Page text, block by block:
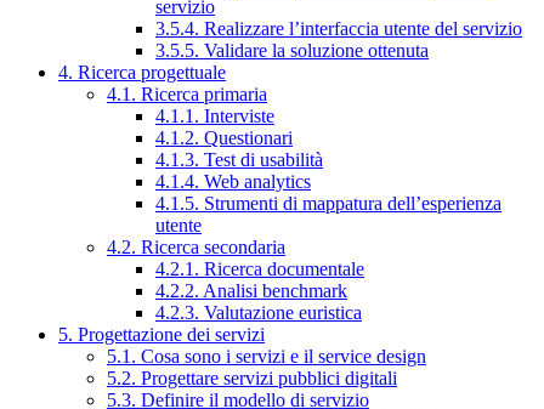
servizio
3.5.4. Realizzare l’interfaccia utente del servizio
3.5.5. Validare la soluzione ottenuta
4. Ricerca progettuale
4.1. Ricerca primaria
4.1.1. Interviste
4.1.2. Questionari
4.1.3. Test di usabilità
4.1.4. Web analytics
4.1.5. Strumenti di mappatura dell’esperienza
utente
4.2. Ricerca secondaria
4.2.1. Ricerca documentale
4.2.2. Analisi benchmark
4.2.3. Valutazione euristica
5. Progettazione dei servizi
5.1. Cosa sono i servizi e il service design
5.2. Progettare servizi pubblici digitali
5.3. Definire il modello di servizio